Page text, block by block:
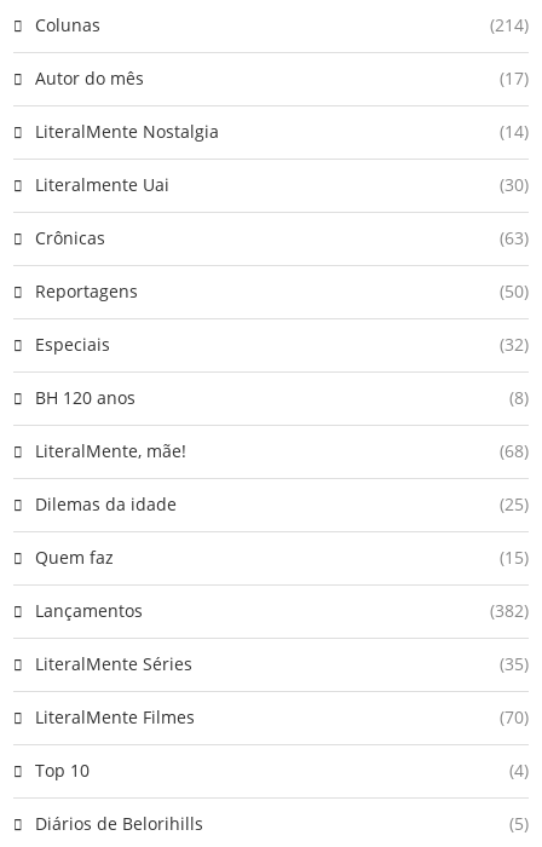
Colunas (214)
Autor do mês (17)
LiteralMente Nostalgia (14)
Literalmente Uai (30)
Crônicas (63)
Reportagens (50)
Especiais (32)
BH 120 anos (8)
LiteralMente, mãe! (68)
Dilemas da idade (25)
Quem faz (15)
Lançamentos (382)
LiteralMente Séries (35)
LiteralMente Filmes (70)
Top 10 (4)
Diários de Belorihills (5)